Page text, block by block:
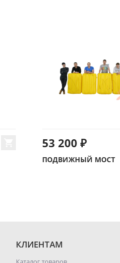
53 200 ₽
ПОДВИЖНЫЙ МОСТ
КЛИЕНТАМ